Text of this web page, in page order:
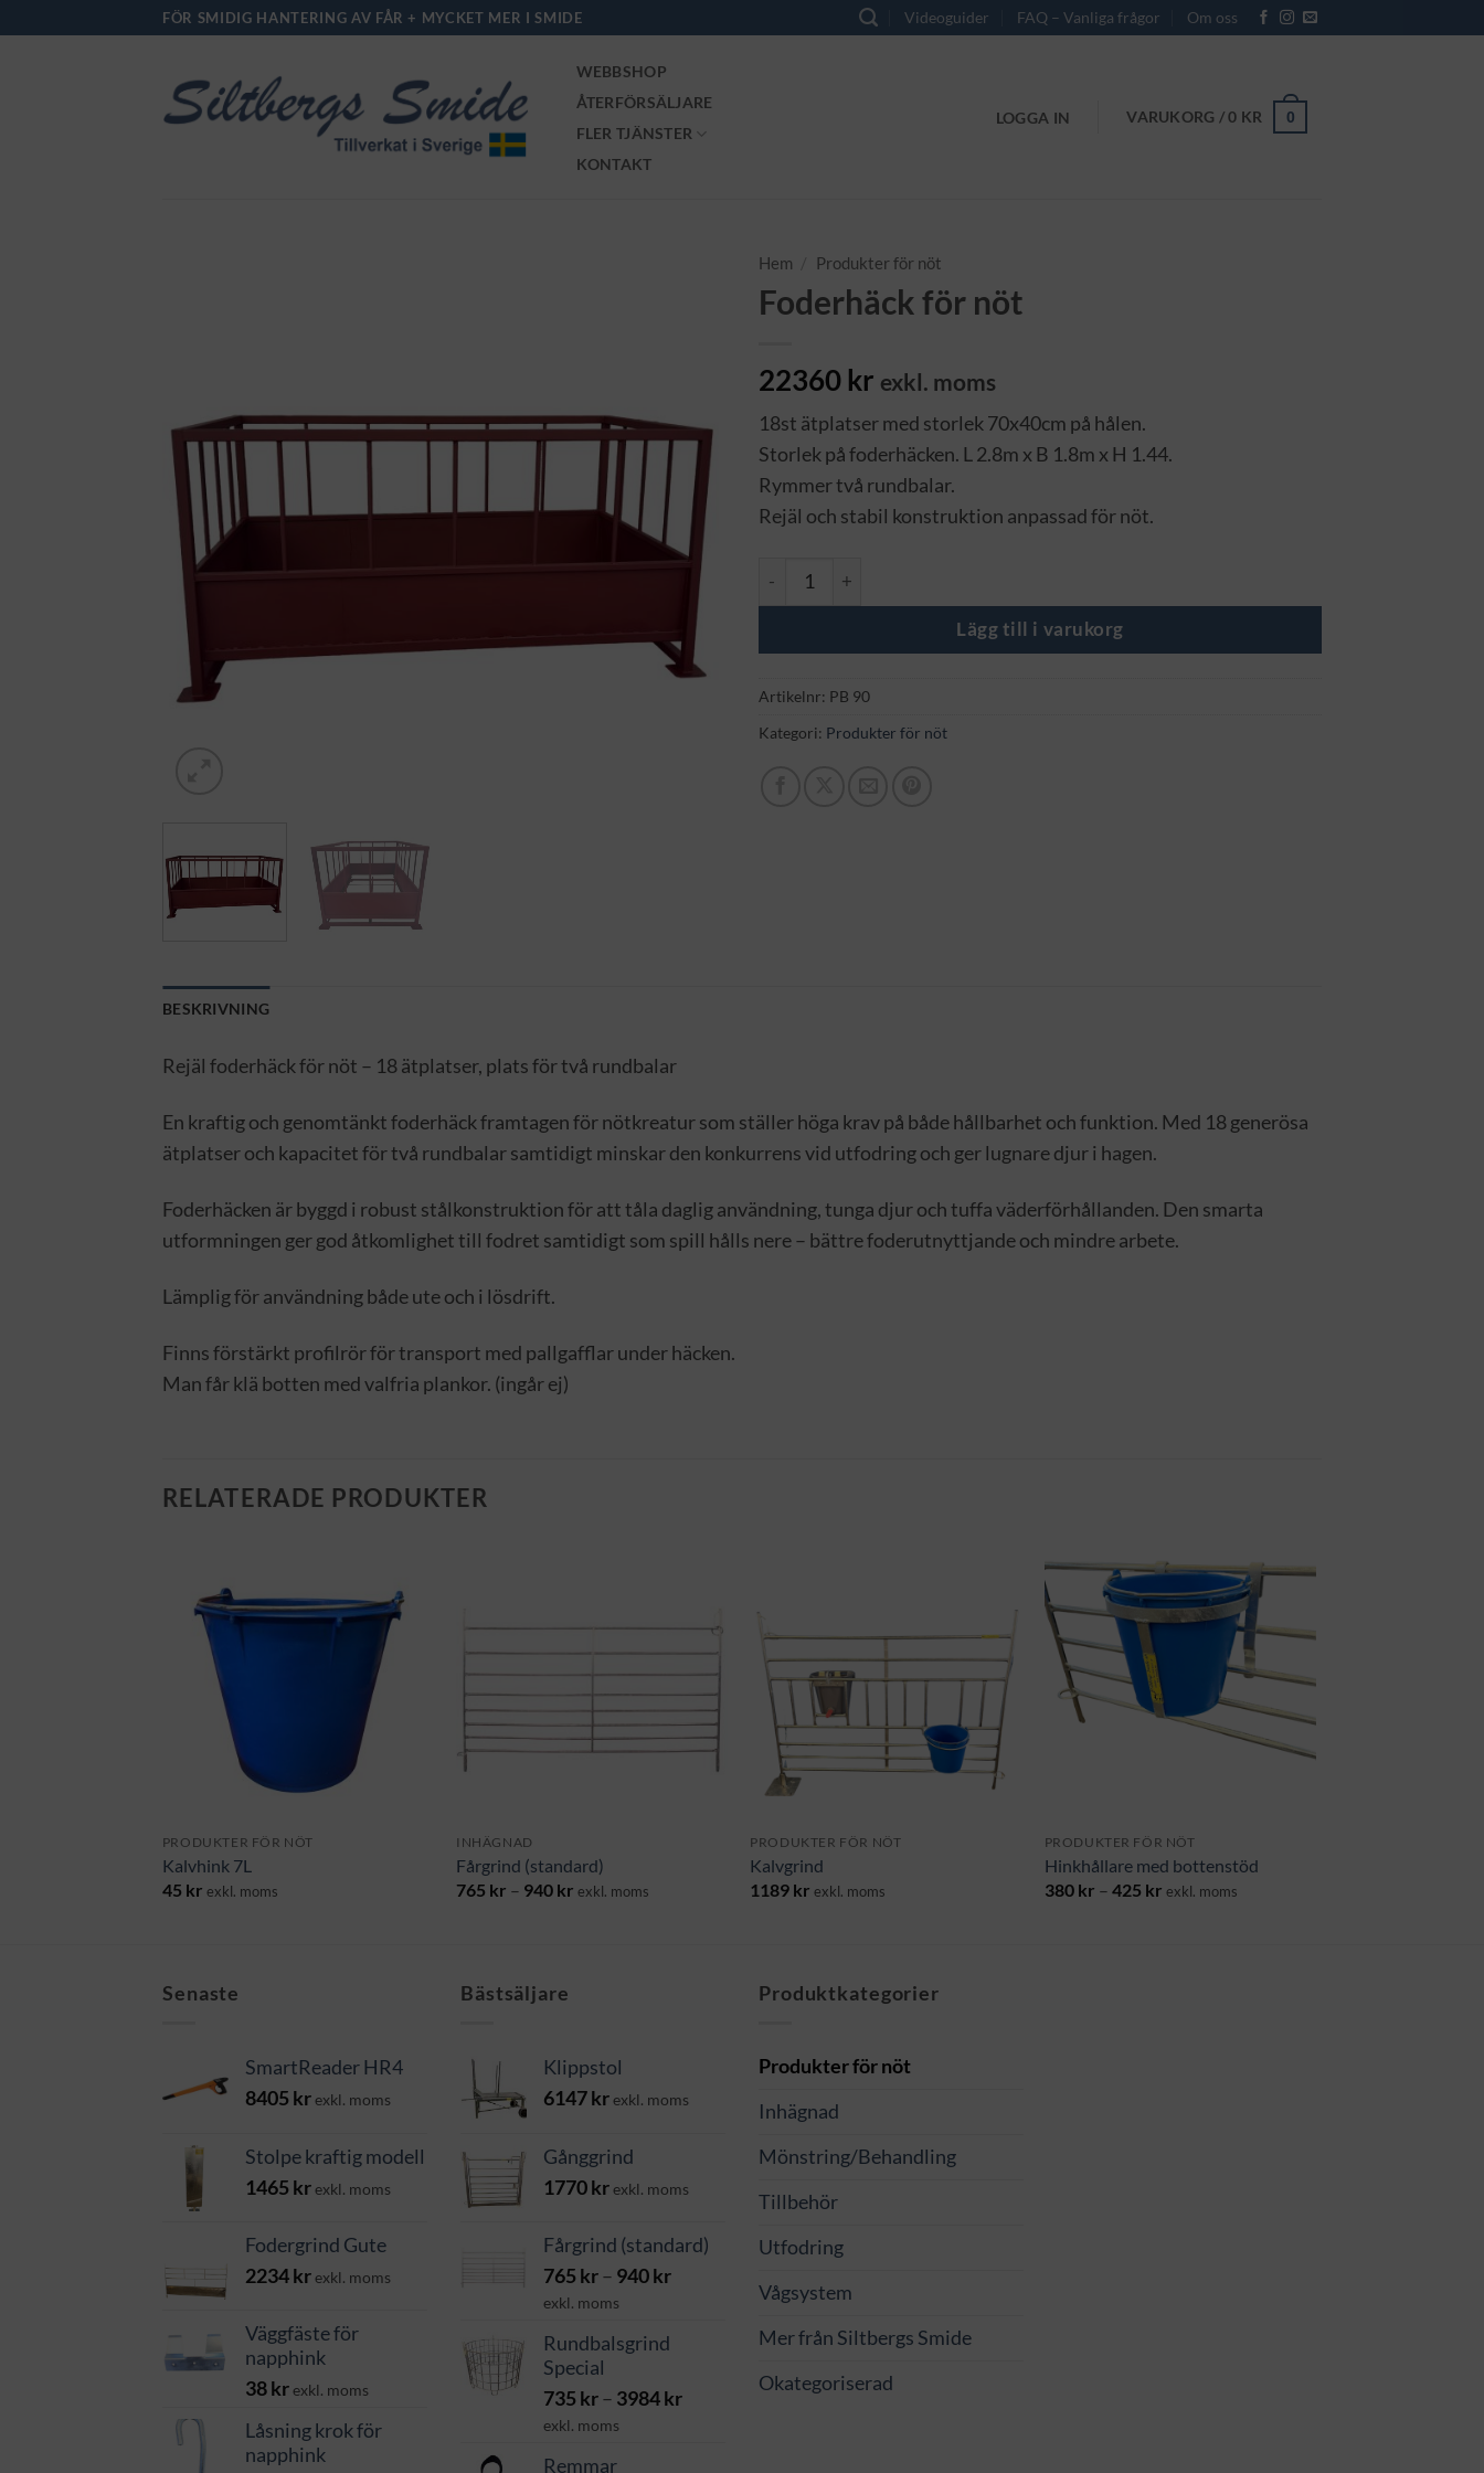
FÖR SMIDIG HANTERING AV FÅR + MYCKET MER I SMIDE Videoguider FAQ – Vanliga frågor Om oss
WEBBSHOP
ÅTERFÖRSÄLJARE
FLER TJÄNSTER
KONTAKT
LOGGA IN VARUKORG /0 KR 0
Hem Produkter för nöt
Foderhäck för nöt
22360 kr exkl. moms
18st ätplatser med storlek 70x40cm på hålen.
Storlek på foderhäcken. L 2.8m x B 1.8m x H 1.44.
Rymmer två rundbalar.
Rejäl och stabil konstruktion anpassad för nöt.
Foderhäck för nöt mängd
Lägg till i varukorg
Artikelnr: PB 90
Kategori: Produkter för nöt
BESKRIVNING
Rejäl foderhäck för nöt – 18 ätplatser, plats för två rundbalar
En kraftig och genomtänkt foderhäck framtagen för nötkreatur som ställer höga krav på både hållbarhet och funktion. Med 18 generösa
ätplatser och kapacitet för två rundbalar samtidigt minskar den konkurrens vid utfodring och ger lugnare djur i hagen.
Foderhäcken är byggd i robust stålkonstruktion för att tåla daglig användning, tunga djur och tuffa väderförhållanden. Den smarta
utformningen ger god åtkomlighet till fodret samtidigt som spill hålls nere – bättre foderutnyttjande och mindre arbete.
Lämplig för användning både ute och i lösdrift.
Finns förstärkt profilrör för transport med pallgafflar under häcken.
Man får klä botten med valfria plankor. (ingår ej)
RELATERADE PRODUKTER
PRODUKTER FÖR NÖT
Kalvhink 7L
45 kr exkl. moms
INHÄGNAD
Fårgrind (standard)
765 kr – 940 kr Prisintervall:
exkl. moms
PRODUKTER FÖR NÖT
Kalvgrind
1189 kr exkl. moms
PRODUKTER FÖR NÖT
Hinkhållare med bottenstöd
380 kr – 425 krPrisintervall:
exkl. moms
Senaste
SmartReader HR4
8405 krexkl. moms
Stolpe kraftig modell
1465 krexkl. moms
Fodergrind Gute
2234krexkl. moms
Väggfäste för
napphink
38krexkl. moms
Låsning krok för
napphink
Bästsäljare
Klippstol
6147krexkl. moms
Gånggrind
1770krexkl. moms
Fårgrind (standard)
765 kr– 940krPrisintervall:
exkl. moms
Rundbalsgrind
Special
735 kr– 3984krPrisintervall:
exkl. moms
Remmar
Produktkategorier
Produkter för nöt
Inhägnad
Mönstring/Behandling
Tillbehör
Utfodring
Vågsystem
Mer från Siltbergs Smide
Okategoriserad